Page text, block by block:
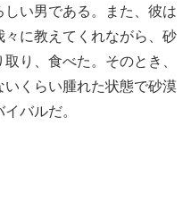
い男である。また、彼は
々に教えてくれながら、砂
り、食べた。そのとき、
くらい腫れた状態で砂漠
バルだ。